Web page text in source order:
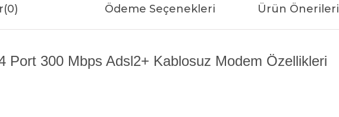
(0) Ödeme Seçenekleri Ürün Önerileri
Port 300 Mbps Adsl2+ Kablosuz Modem Özellikleri